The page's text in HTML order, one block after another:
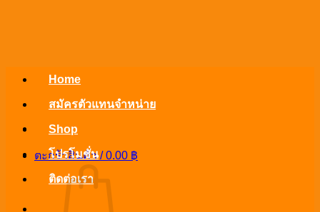
ตะกร้าสินค้า /0.00 ฿
Home
สมัครตัวแทนจำหน่าย
Shop
โปรโมชั่น
ติดต่อเรา